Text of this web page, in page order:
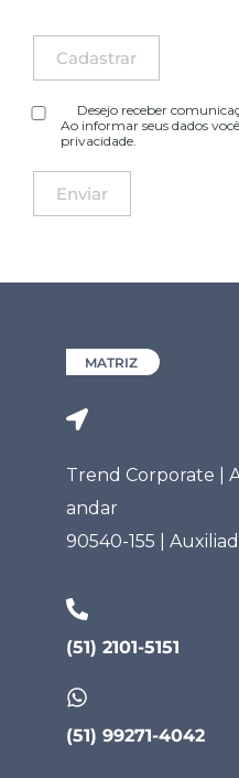
Desejo receber
Ao informar seus dados
privacidade
MATRIZ
Trend Corporate |
andar
90540-155 |
(51) 2101-5151
(51) 99271-4042